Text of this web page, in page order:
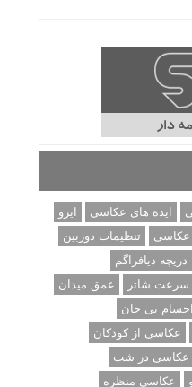
ایده های عکاسی
ایزو
عکاسی
تنظیمات دوربین
دریچه دیافراگم
سرعت شاتر
عمق میدان
بی جان
عکاسی از کودکان
عکاسی در شب
عکاسی منظره